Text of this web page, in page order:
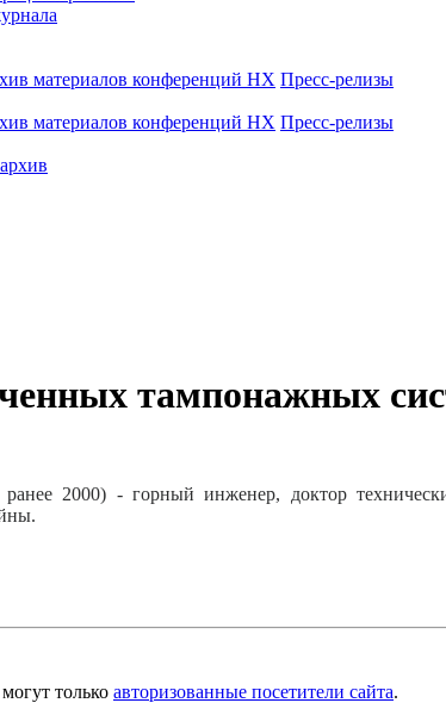
материалов конференций НХ Пресс-релизы
материалов конференций НХ Пресс-релизы
тампонажных
2000) - горный инженер, доктор
только авторизованные посетители сайта.